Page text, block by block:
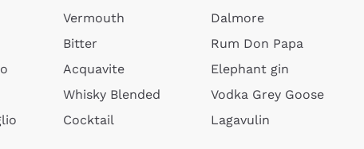
Vermouth
Bitter
Acquavite
Whisky Blended
Cocktail
Dalmore
Rum Don Papa
Elephant gin
Vodka Grey Goose
Lagavulin